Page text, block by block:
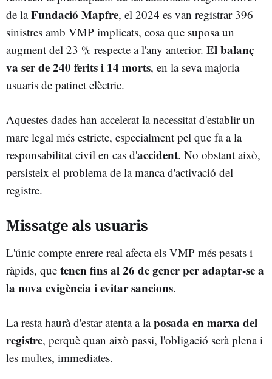
de laFundació Mapfre, el 2024 es van registrar 396
sinistres amb VMP implicats, cosa que suposa un
augment del 23 % respecte a l'any anterior. El balanç
va ser de 240 ferits i 14 morts, en la seva majoria
usuaris de patinet elèctric.
Aquestes dades han accelerat la necessitat d'establir un
marc legal més estricte, especialment pel que fa a la
responsabilitat civil en cas d'accident. No obstant això,
persisteix el problema de la manca d'activació del
registre.
Missatge als usuaris
L'únic compte enrere real afecta els VMP més pesats i
ràpids, que tenen fins al 26 de gener per adaptar-se a
la nova exigència i evitar sancions.
La resta haurà d'estar atenta a laposada en marxa del
registre, perquè quan això passi, l'obligació serà plena i
les multes, immediates.